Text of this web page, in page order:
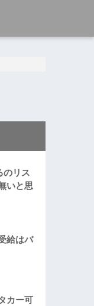
のリス
いと思
給はバ
カー可